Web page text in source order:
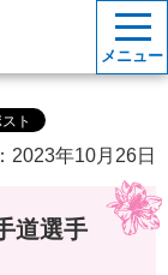
メニュー
2023年10月26日
道選手